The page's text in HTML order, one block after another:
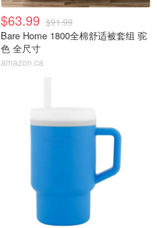
$63.99 $91.99
Bare Home 1800全棉舒适被套组 驼
色 全尺寸
amazon.ca